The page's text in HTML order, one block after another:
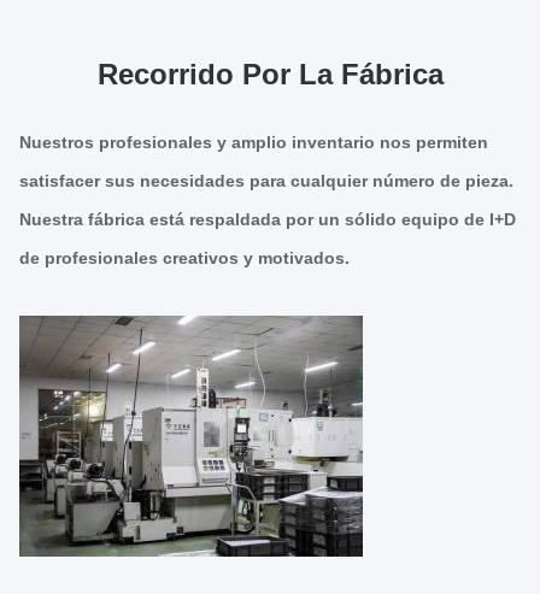
Recorrido Por La Fábrica
Nuestros profesionales y amplio inventario nos permiten
satisfacer sus necesidades para cualquier número de pieza.
Nuestra fábrica está respaldada por un sólido equipo de I+D
de profesionales creativos y motivados.